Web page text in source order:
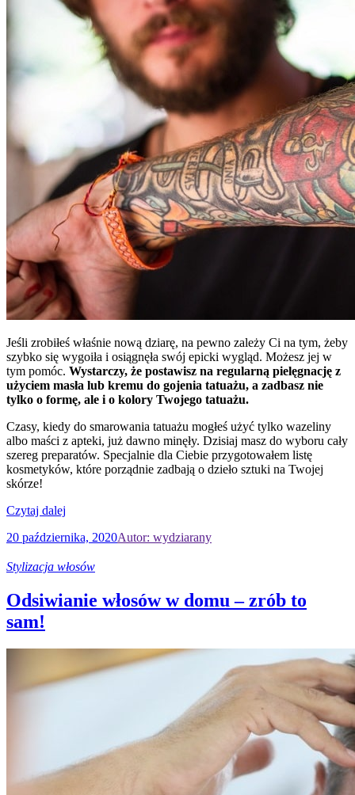
Jeśli zrobiłeś właśnie nową dziarę, na pewno zależy Ci na tym, żeby
szybko się wygoiła i osiągnęła swój epicki wygląd. Możesz jej w
tym pomóc. Wystarczy, że postawisz na regularną pielęgnację z
użyciem masła lub kremu do gojenia tatuażu, a zadbasz nie
tylko o formę, ale i o kolory Twojego tatuażu.
Czasy, kiedy do smarowania tatuażu mogłeś użyć tylko wazeliny
albo maści z apteki, już dawno minęły. Dzisiaj masz do wyboru cały
szereg preparatów. Specjalnie dla Ciebie przygotowałem listę
kosmetyków, które porządnie zadbają o dzieło sztuki na Twojej
skórze!
Czytaj dalej
20 października, 2020Autor: wydziarany
Stylizacja włosów
Odsiwianie włosów w domu – zrób to
sam!